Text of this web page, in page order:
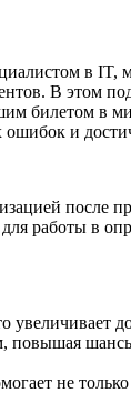
в IT,
В этом
билетом в
и
после
работы в
повышая
не